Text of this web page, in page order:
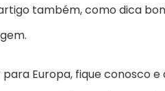
também, como dica
para Europa, fique conosco